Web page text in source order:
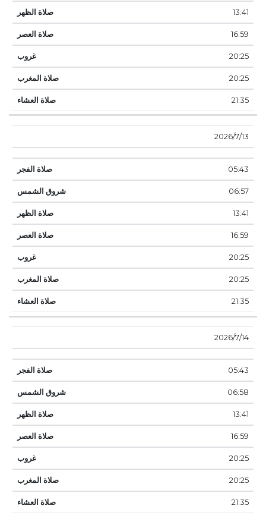
13:41
16:59
20:25
20:25
21:35
13‏‏/7‏‏/2026
05:43
06:57
13:41
16:59
20:25
20:25
21:35
14‏‏/7‏‏/2026
05:43
06:58
13:41
16:59
20:25
20:25
21:35